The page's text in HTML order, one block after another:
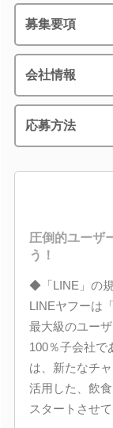
募集要項
会社情報
応募方法
圧倒的ユーザ
う！
◆「LINE」の
LINEヤフーは
最大級のユー
100％子会社で
は、新たなチ
活用した、飲
スタートさせて